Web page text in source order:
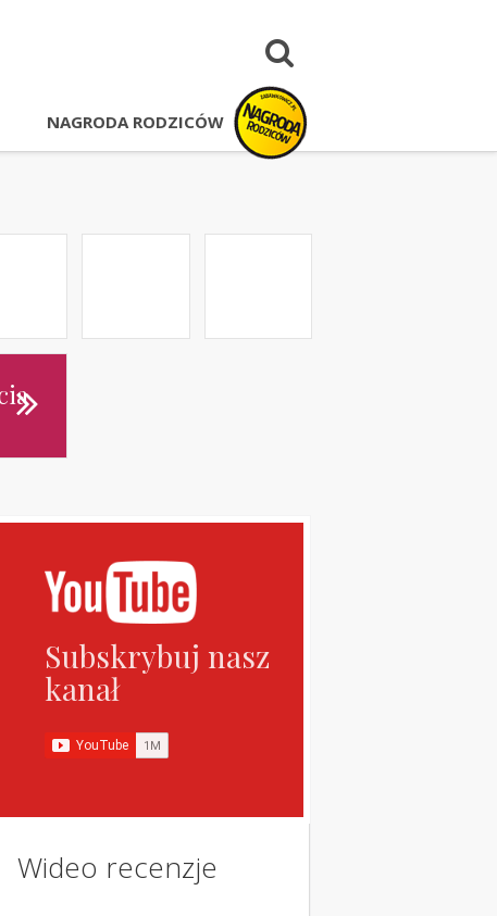
NAGRODA RODZICÓW
Subskrybuj nasz
kanał
Wideo recenzje